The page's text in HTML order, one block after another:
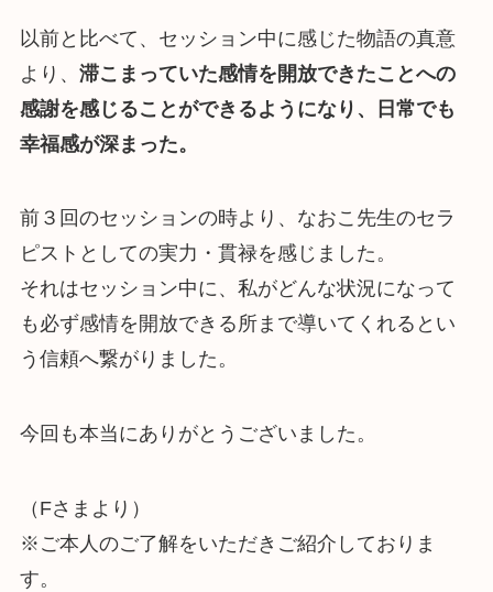
以前と比べて、セッション中に感じた物語の真意
より、 滞こまっていた感情を開放できたことへの
感謝を感じることができるようになり、日常でも
幸福感が深まった。
前３回のセッションの時より、なおこ先生のセラ
ピストとしての実力・貫禄を感じました。
それはセッション中に、私がどんな状況になって
も必ず感情を開放できる所まで導いてくれるとい
う信頼へ繋がりました。
今回も本当にありがとうございました。
（Fさまより）
※ご本人のご了解をいただきご紹介しておりま
す。